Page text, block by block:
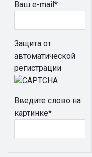
Ваш e-mail*
Защита от
автоматической
регистрации
Введите слово на
картинке*